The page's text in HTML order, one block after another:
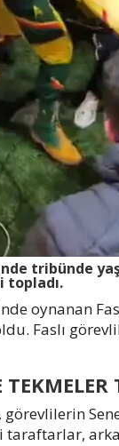
tribünde
topladı.
oynanan
Faslı
görevlilerin